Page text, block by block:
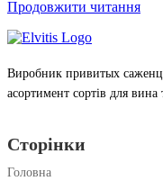
Продовжити читання
Виробник привитых
асортимент сортів для вина
Сторінки
Головна